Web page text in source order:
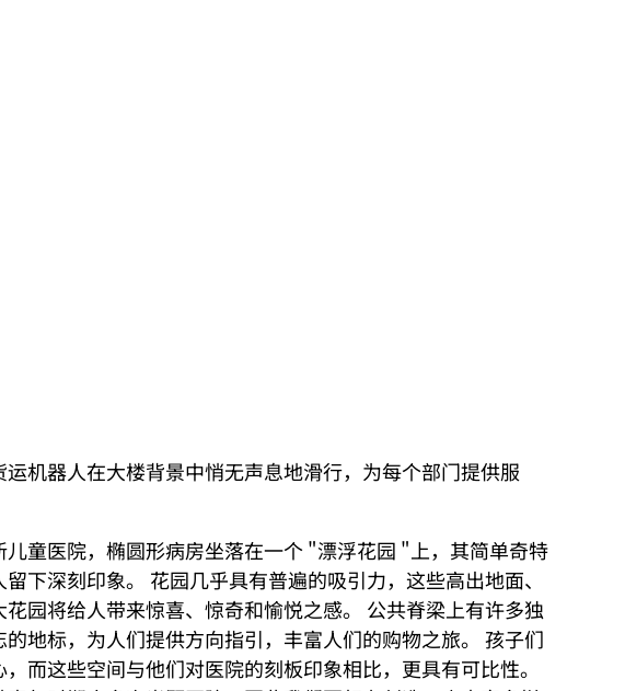
机器人在大楼背景中悄无声息地滑行，为每个部门提供服
童医院，椭圆形病房坐落在一个 "漂浮花园 "上，其简单奇特
下深刻印象。 花园几乎具有普遍的吸引力，这些高出地面、
园将给人带来惊喜、惊奇和愉悦之感。 公共脊梁上有许多独
地标，为人们提供方向指引，丰富人们的购物之旅。 孩子们
而这些空间与他们对医院的刻板印象相比，更具有可比性。